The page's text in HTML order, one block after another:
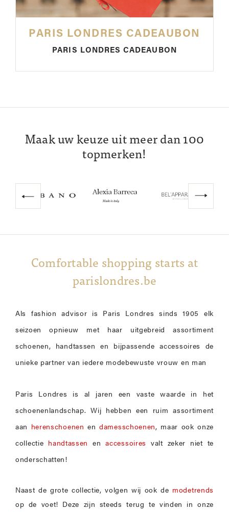
PARIS LONDRES CADEAUBON
PARIS LONDRES CADEAUBON
Maak uw keuze uit meer dan 100
topmerken!
Comfortable shopping starts at
parislondres.be
Als fashion advisor is Paris Londres sinds 1905 elk
seizoen opnieuw met haar uitgebreid assortiment
schoenen, handtassen en bijpassende accessoires de
unieke partner van iedere modebewuste vrouw en man
Paris Londres is al jaren een vaste waarde in het
schoenenlandschap. Wij hebben een ruim assortiment
aan herenschoenen endamesschoenen, maar ook onze
collectie handtassen enaccessoires valt zeker niet te
onderschatten!
Naast de grote collectie, volgen wij ook de modetrends
op de voet! Deze zijn steeds terug te vinden in onze